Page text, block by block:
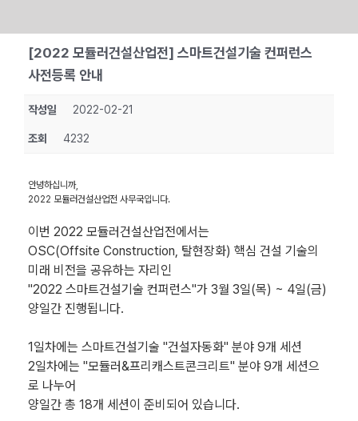
content
[2022 모듈러건설산업전] 스마트건설기술 컨퍼런스
사전등록 안내
작성일 2022-02-21
조회 4232
안녕하십니까,
2022 모듈러건설산업전 사무국입니다.
이번 2022 모듈러건설산업전에서는
OSC(Offsite Construction, 탈현장화) 핵심 건설 기술의
미래 비전을 공유하는 자리인
"2022 스마트건설기술 컨퍼런스"가 3월 3일(목) ~ 4일(금)
양일간 진행됩니다.
1일차에는 스마트건설기술 "건설자동화" 분야 9개 세션
2일차에는 "모듈러&프리캐스트콘크리트" 분야 9개 세션으
로 나누어
양일간 총 18개 세션이 준비되어 있습니다.